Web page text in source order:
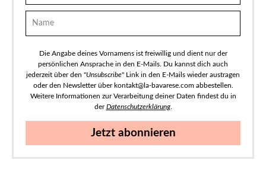
Die Angabe deines Vornamens ist freiwillig und dient nur der
persönlichen Ansprache in den E-Mails. Du kannst dich auch
jederzeit über den "Unsubscribe" Link in den E-Mails wieder austragen
oder den Newsletter über kontakt@la-bavarese.com abbestellen.
Weitere Informationen zur Verarbeitung deiner Daten findest du in
derDatenschutzerklärung.
Jetzt abonnieren